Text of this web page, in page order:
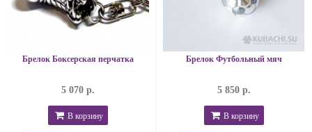
Брелок Боксерская перчатка
5 070 р.
В корзину
Брелок Футбольный мяч
5 850 р.
В корзину